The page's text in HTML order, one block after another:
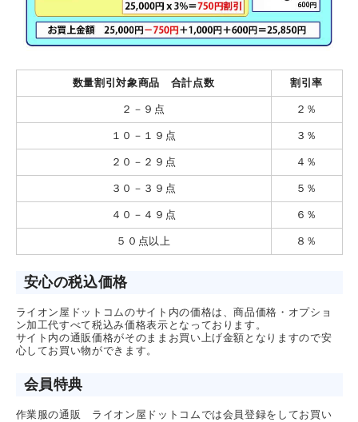
数量割引対象商品 合計点数 割引率
２－９点 ２％
１０－１９点 ３％
２０－２９点 ４％
３０－３９点 ５％
４０－４９点 ６％
５０点以上 ８％
安心の税込価格
ライオン屋ドットコムのサイト内の価格は、商品価格・オプショ
ン加工代すべて税込み価格表示となっております。
サイト内の通販価格がそのままお買い上げ金額となりますので安
心してお買い物ができます。
会員特典
作業服の通販 ライオン屋ドットコムでは会員登録をしてお買い